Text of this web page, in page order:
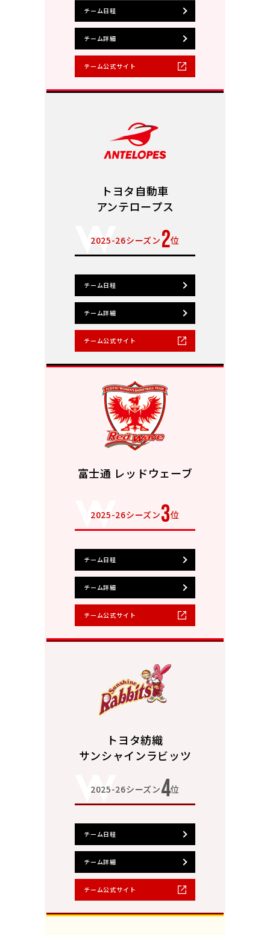
チーム日程
チーム詳細
チーム公式サイト
トヨタ自動車
アンテロープス
2025-26シーズン 2位
チーム日程
チーム詳細
チーム公式サイト
富士通 レッドウェーブ
2025-26シーズン3位
チーム日程
チーム詳細
チーム公式サイト
トヨタ紡織
サンシャインラビッツ
2025-26シーズン4位
チーム日程
チーム詳細
チーム公式サイト